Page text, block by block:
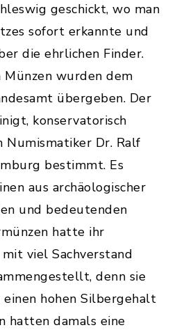
geschickt, wo man
sofort erkannte und
die ehrlichen Finder.
wurden dem
übergeben. Der
konservatorisch
Numismatiker Dr. Ralf
bestimmt. Es
aus archäologischer
und bedeutenden
hatte ihr
viel Sachverstand
denn sie
einen hohen Silbergehalt
hatten damals eine